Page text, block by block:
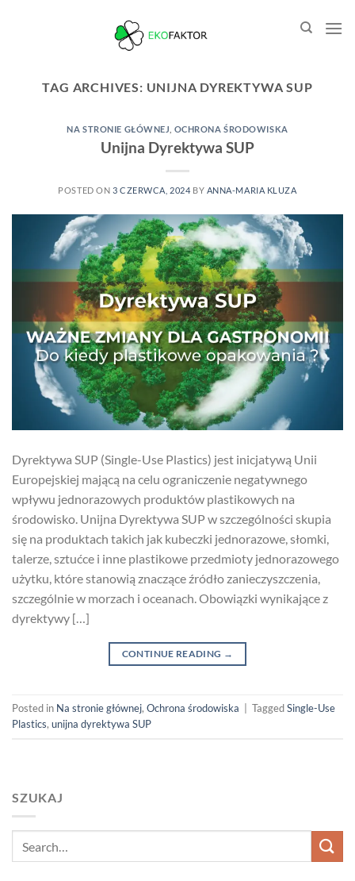
TAG ARCHIVES: UNIJNA DYREKTYWA SUP
NA STRONIE GŁÓWNEJ OCHRONA ŚRODOWISKA
Unijna Dyrektywa SUP
POSTED ON 3 CZERWCA, 2024 BY ANNA-MARIA KLUZA
Dyrektywa SUP (Single-Use Plastics) jest inicjatywą Unii
Europejskiej mającą na celu ograniczenie negatywnego
wpływu jednorazowych produktów plastikowych na
środowisko. Unijna Dyrektywa SUP w szczególności skupia
się na produktach takich jak kubeczki jednorazowe, słomki,
talerze, sztućce i inne plastikowe przedmioty jednorazowego
użytku, które stanowią znaczące źródło zanieczyszczenia,
szczególnie w morzach i oceanach. Obowiązki wynikające z
dyrektywy […]
CONTINUE READING →
Posted in Na stronie głównej, Ochrona środowiska TaggedSingle-Use
Plastics, unijna dyrektywa SUP
SZUKAJ